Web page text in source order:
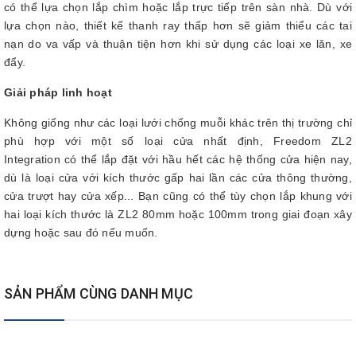
có thể lựa chọn lắp chìm hoặc lắp trực tiếp trên sàn nhà. Dù với
lựa chọn nào, thiết kế thanh ray thấp hơn sẽ giảm thiểu các tai
nạn do va vấp và thuận tiện hơn khi sử dụng các loại xe lăn, xe
đẩy.
Giải pháp linh hoạt
Không giống như các loại lưới chống muỗi khác trên thị trường chỉ
phù hợp với một số loại cửa nhất định, Freedom ZL2
Integration có thể lắp đặt với hầu hết các hệ thống cửa hiện nay,
dù là loại cửa với kích thước gấp hai lần các cửa thông thường,
cửa trượt hay cửa xếp... Bạn cũng có thể tùy chọn lắp khung với
hai loại kích thước là ZL2 80mm hoặc 100mm trong giai đoạn xây
dựng hoặc sau đó nếu muốn.
SẢN PHẨM CÙNG DANH MỤC